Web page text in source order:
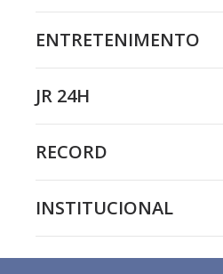
ENTRETENIMENTO
JR 24H
RECORD
INSTITUCIONAL